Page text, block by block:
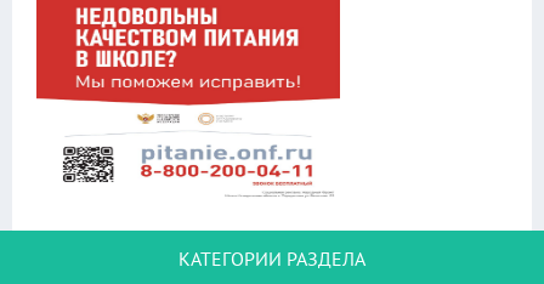
КАТЕГОРИИ РАЗДЕЛА